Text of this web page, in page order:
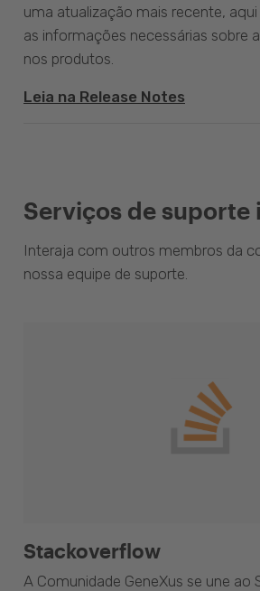
uma atualização mais recente,
as informações necessárias sobre
nos produtos.
Leia na Release Notes
Serviços de suporte
Interaja com outros membros da
nossa equipe de suporte.
Stackoverflow
A Comunidade GeneXus se une ao